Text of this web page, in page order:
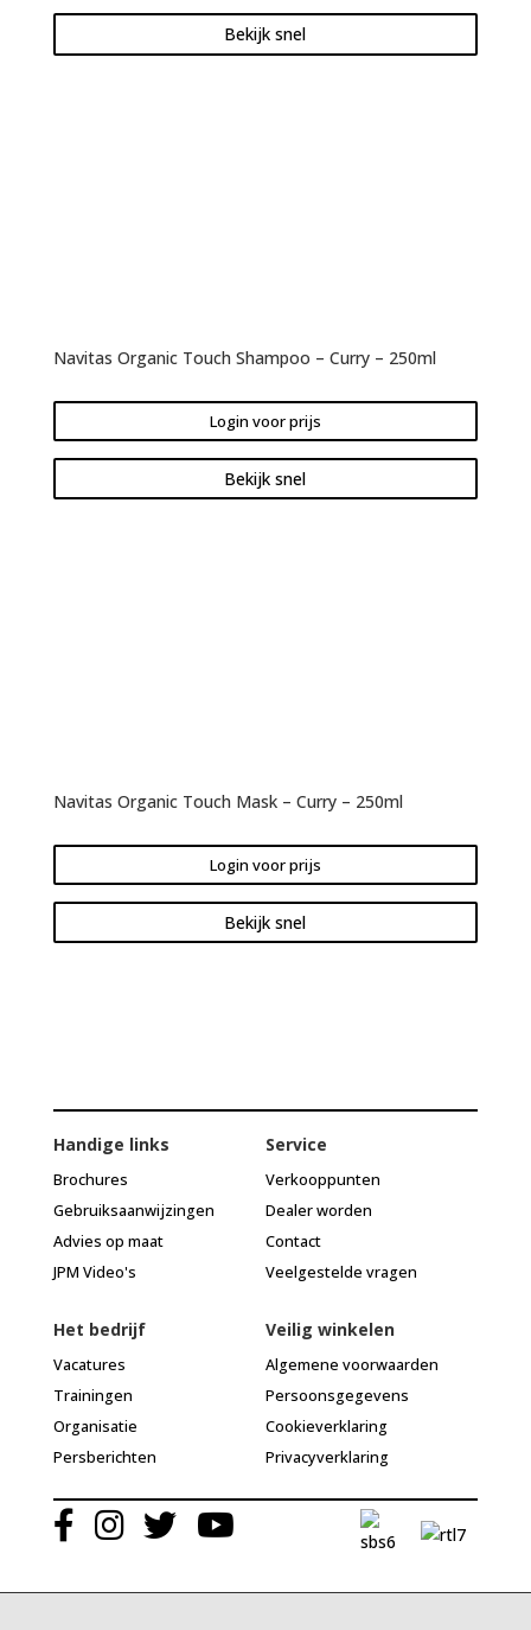
Bekijk snel
Navitas Organic Touch Shampoo – Curry – 250ml
Login voor prijs
Bekijk snel
Navitas Organic Touch Mask – Curry – 250ml
Login voor prijs
Bekijk snel
Handige links
Brochures
Gebruiksaanwijzingen
Advies op maat
JPM Video's
Service
Verkooppunten
Dealer worden
Contact
Veelgestelde vragen
Het bedrijf
Vacatures
Trainingen
Organisatie
Persberichten
Veilig winkelen
Algemene voorwaarden
Persoonsgegevens
Cookieverklaring
Privacyverklaring